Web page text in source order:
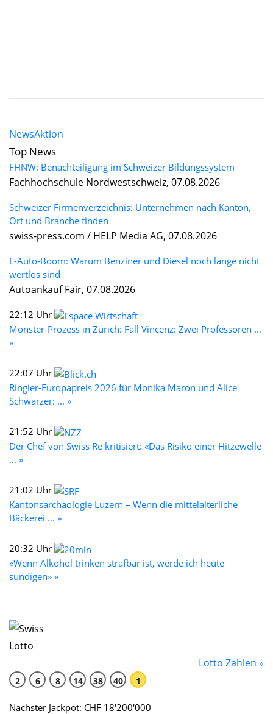
NewsAktion
Top News
FHNW: Benachteiligung im Schweizer Bildungssystem
Fachhochschule Nordwestschweiz, 07.08.2026
Schweizer Firmenverzeichnis: Unternehmen nach Kanton,
Ort und Branche finden
swiss-press.com / HELP Media AG, 07.08.2026
E-Auto-Boom: Warum Benziner und Diesel noch lange nicht
wertlos sind
Autoankauf Fair, 07.08.2026
22:12 Uhr
Monster-Prozess in Zürich: Fall Vincenz: Zwei Professoren ...
»
22:07 Uhr
Ringier-Europapreis 2026 für Monika Maron und Alice
Schwarzer: ... »
21:52 Uhr
Der Chef von Swiss Re kritisiert: «Das Risiko einer Hitzewelle
... »
21:02 Uhr
Kantonsarchäologie Luzern – Wenn die mittelalterliche
Bäckerei ... »
20:32 Uhr
«Wenn Alkohol trinken strafbar ist, werde ich heute
sündigen» »
Lotto Zahlen »
2 6 8 14 38 40 1
Nächster Jackpot: CHF 18'200'000